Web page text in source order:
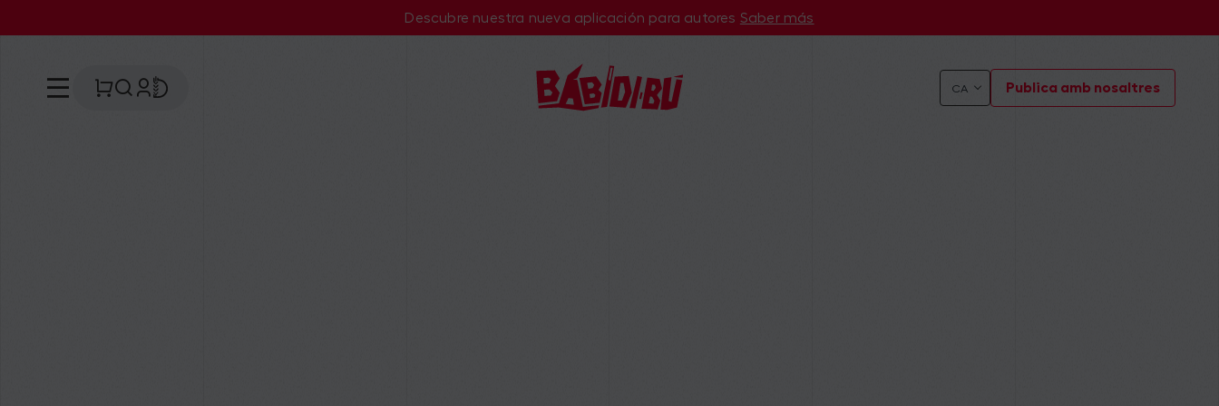
Descubre nuestra nueva aplicación para autores Saber más
CA Publica amb nosaltres